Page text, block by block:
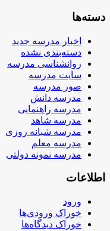
دسته‌ها
اخبار مدرسه جدید
دسته‌بندی نشده
روانشناسی مدرسه
سایت مدرسه
صور مدرسه
مدرسه دانش
مدرسه راهنمایی
مدرسه شاهد
مدرسه شبانه روزی
مدرسه معلم
مدرسه نمونه دولتی
اطلاعات
ورود
خوراک ورودی‌ها
خوراک دیدگاه‌ها